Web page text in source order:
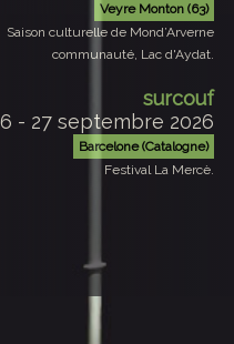
surcouf
26 - 27 septembre 2026
Festival La Mercè.